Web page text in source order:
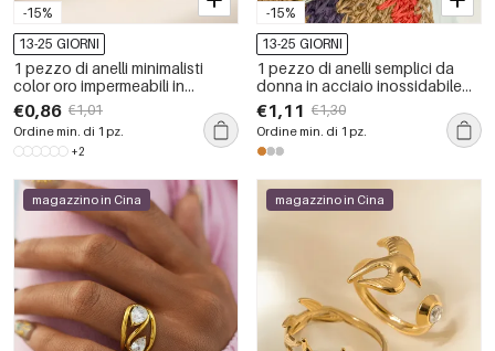
-15%
13-25 GIORNI
1 pezzo di anelli minimalisti
color oro impermeabili in
acciaio inossidabile
€0,86 €1,01
Ordine min. di 1 pz.
+2
-15%
13-25 GIORNI
1 pezzo di anelli semplici da
donna in acciaio inossidabile
color oro con ali impermeabili
€1,11 €1,30
Ordine min. di 1 pz.
magazzino in Cina magazzino in Cina